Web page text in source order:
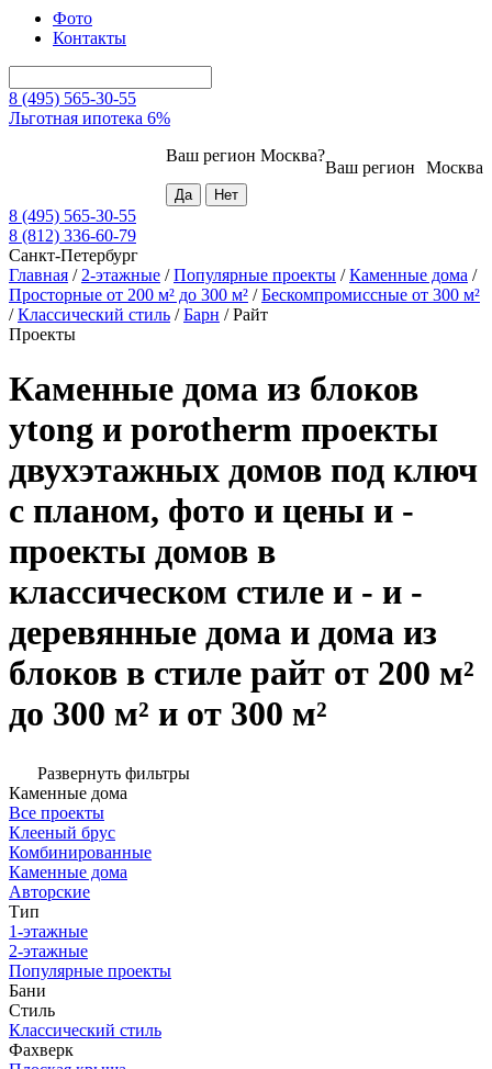
Фото
Контакты
8 (495) 565-30-55
Льготная ипотека 6%
Москва
Ваш регион
Ваш регион Москва?
8 (495) 565-30-55
8 (812) 336-60-79
Санкт-Петербург
Главная / 2-этажные /Популярные проекты /Каменные дома /
Просторные от 200 м² до 300 м² /Бескомпромиссные от 300 м²
/Классический стиль /Барн /Райт
Проекты
Каменные дома из блоков
ytong и porotherm проекты
двухэтажных домов под ключ
с планом, фото и цены и -
проекты домов в
классическом стиле и - и -
деревянные дома и дома из
блоков в стиле райт от 200 м²
до 300 м² и от 300 м²
Развернуть фильтры
Каменные дома
Все проекты
Клееный брус
Комбинированные
Каменные дома
Авторские
Тип
1-этажные
2-этажные
Популярные проекты
Бани
Стиль
Классический стиль
Фахверк